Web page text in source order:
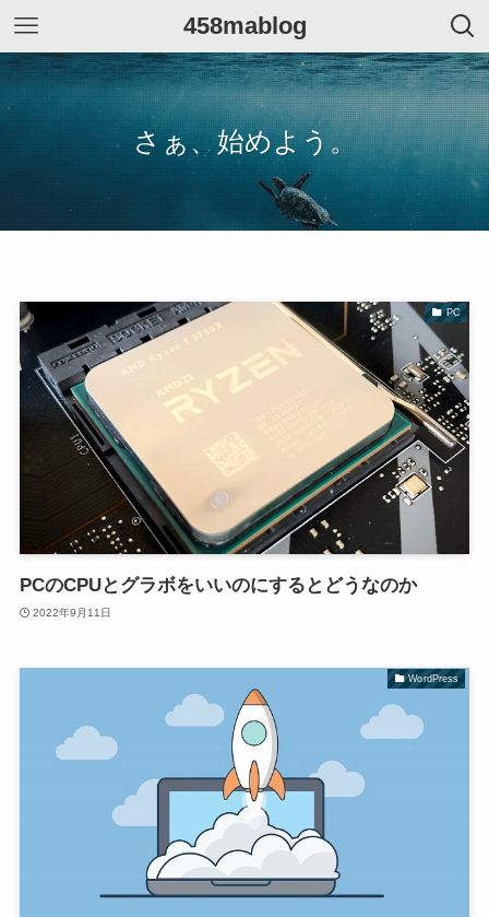
458mablog
さぁ、始めよう。
PC
PCのCPUとグラボをいいのにするとどうなのか
2022年9月11日
WordPress